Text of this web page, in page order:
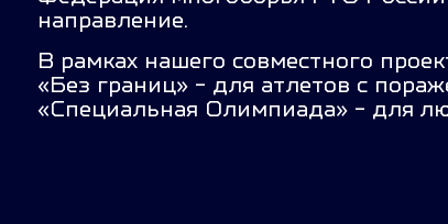
направление.
В рамках нашего совместного
«Без границ» - для атлетов с
«Специальная Олимпиада» - для